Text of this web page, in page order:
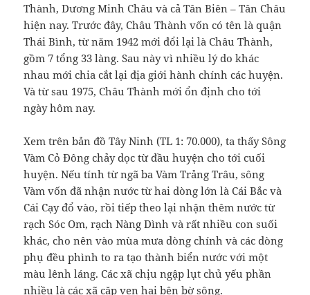
Thành, Dương Minh Châu và cả Tân Biên – Tân Châu
hiện nay. Trước đây, Châu Thành vốn có tên là quận
Thái Bình, từ năm 1942 mới đổi lại là Châu Thành,
gồm 7 tổng 33 làng. Sau này vì nhiều lý do khác
nhau mới chia cắt lại địa giới hành chính các huyện.
Và từ sau 1975, Châu Thành mới ổn định cho tới
ngày hôm nay.
Xem trên bản đồ Tây Ninh (TL 1: 70.000), ta thấy Sông
Vàm Cỏ Đông chảy dọc từ đầu huyện cho tới cuối
huyện. Nếu tính từ ngã ba Vàm Trảng Trâu, sông
Vàm vốn đã nhận nước từ hai dòng lớn là Cái Bắc và
Cái Cạy đổ vào, rồi tiếp theo lại nhận thêm nước từ
rạch Sóc Om, rạch Nàng Dình và rất nhiều con suối
khác, cho nên vào mùa mưa dòng chính và các dòng
phụ đều phình to ra tạo thành biển nước với một
màu lênh láng. Các xã chịu ngập lụt chủ yếu phần
nhiều là các xã cặp ven hai bên bờ sông.